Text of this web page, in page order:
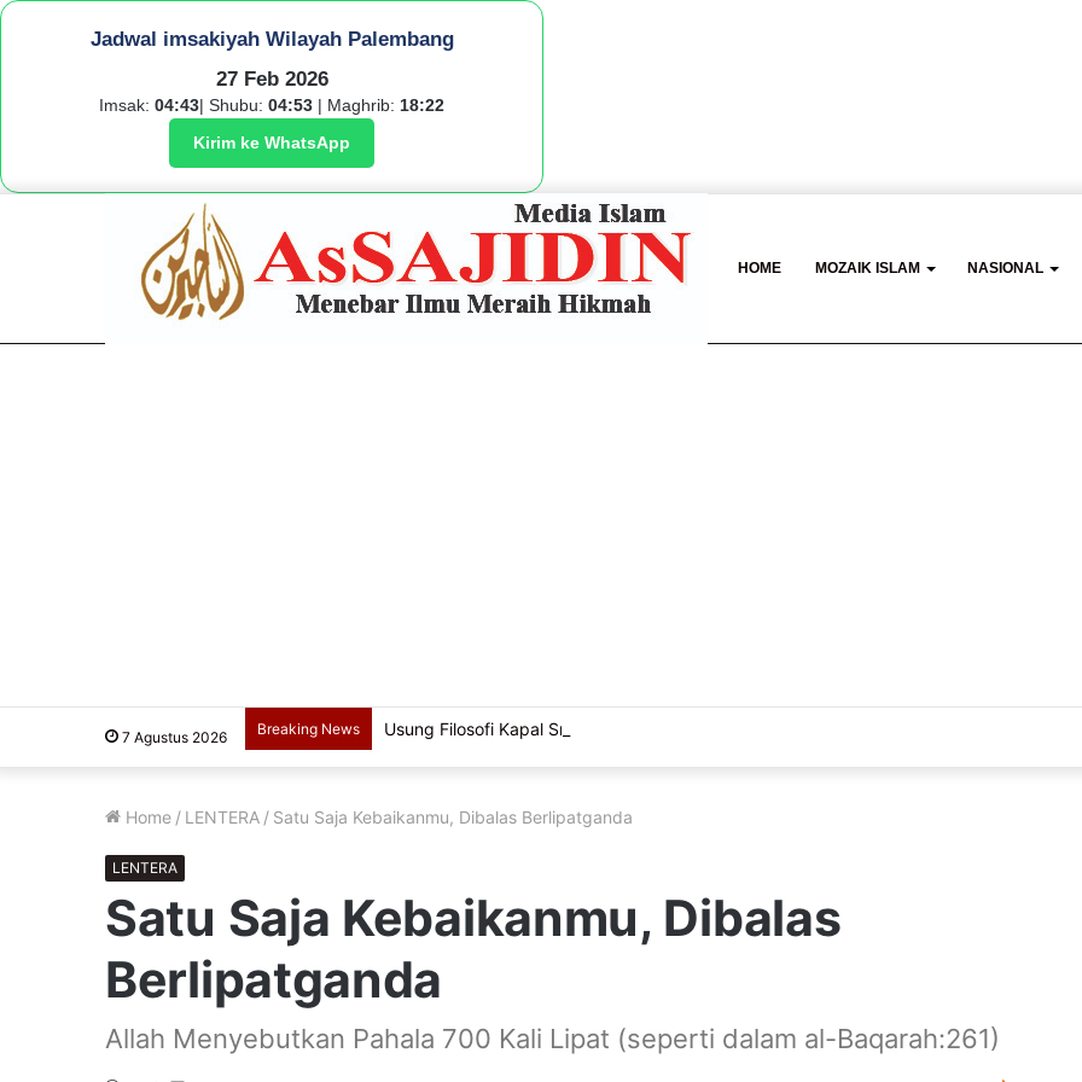
Jadwal imsakiyah Wilayah Palembang
27 Feb 2026
Imsak: 04:43| Shubu: 04:53 | Maghrib: 18:22
Kirim ke WhatsApp
HOME MOZAIK ISLAM NASIONAL
7 Agustus 2026 Breaking News Usung Filosofi Kapal Sriwijaya, Masjid Al Fathul Akbar Siap Tampil Lebih Ikonik
Home / LENTERA / Satu Saja Kebaikanmu, Dibalas Berlipatganda
LENTERA
Satu Saja Kebaikanmu, Dibalas
Berlipatganda
Allah Menyebutkan Pahala 700 Kali Lipat (seperti dalam al-Baqarah:261)